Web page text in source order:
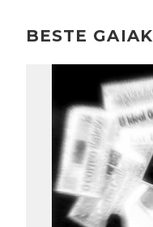
BESTE GAIAK